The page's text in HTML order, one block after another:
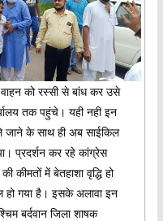
वाहन को रस्सी से बांध कर उसे
तक पहुंचे। यही नही इन
जाने के साथ ही अब साईकिल
प्रदर्शन कर रहे कांग्रेस
कीमतों में बेतहाशा वृद्धि हो
हो गया है। इसके अलावा इन
बर्दवान जिला शाषक